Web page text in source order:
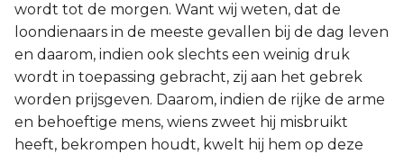
wordt tot de morgen. Want wij weten, dat de
loondienaars in de meeste gevallen bij de dag leven
en daarom, indien ook slechts een weinig druk
wordt in toepassing gebracht, zij aan het gebrek
worden prijsgeven. Daarom, indien de rijke de arme
en behoeftige mens, wiens zweet hij misbruikt
heeft, bekrompen houdt, kwelt hij hem op deze